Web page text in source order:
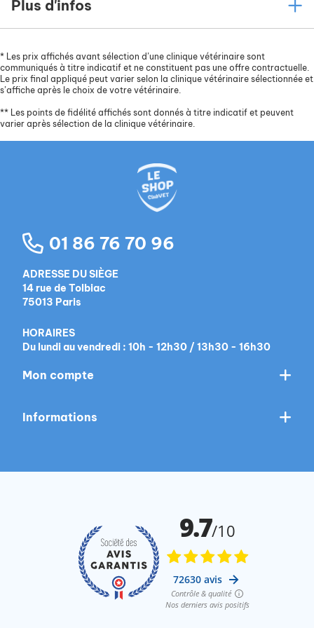
L’incorporation de cartilage hydrolysé (riche en
collagène), de chondroïtine sulfate et de
au soutien des articulations.
Le complexe Marine Active Benefit (autolysats
de poissons), source de peptides et d’acides gras
essentiels (EPA/DHA), pour aider àmaintenir une
et un pelage brillant.
et des fibres de pomme et de la levure de bière,
des vitamines E et C et de la taurine, qui aident à
bloquer les radicaux libres responsables du
Plus d'infos
* Les prix affichés avant sélection d’une clinique vétérinaire sont
communiqués à titre indicatif et ne constituent pas une offre contractuelle.
Le prix final appliqué peut varier selon la clinique vétérinaire sélectionnée et
s’affiche après le choix de votre vétérinaire.
** Les points de fidélité affichés sont donnés à titre indicatif et peuvent
varier après sélection de la clinique vétérinaire.
01 86 76 70 96
ADRESSE DU SIÈGE
14 rue de Tolbiac
75013 Paris
HORAIRES
Du lundi au vendredi : 10h - 12h30 / 13h30 - 16h30
Mon compte
Informations